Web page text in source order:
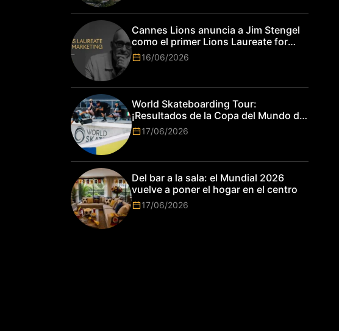
Cannes Lions anuncia a Jim Stengel
como el primer Lions Laureate for
Marketing
16/06/2026
World Skateboarding Tour:
¡Resultados de la Copa del Mundo de
Park de Roma 2026!
17/06/2026
Del bar a la sala: el Mundial 2026
vuelve a poner el hogar en el centro
17/06/2026